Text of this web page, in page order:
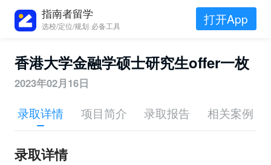
指南者留学
选校/定位/规划 必备工具 打开App
香港大学金融学硕士研究生offer一枚
2023年02月16日
录取详情 项目简介 录取报告 相关案例
录取详情